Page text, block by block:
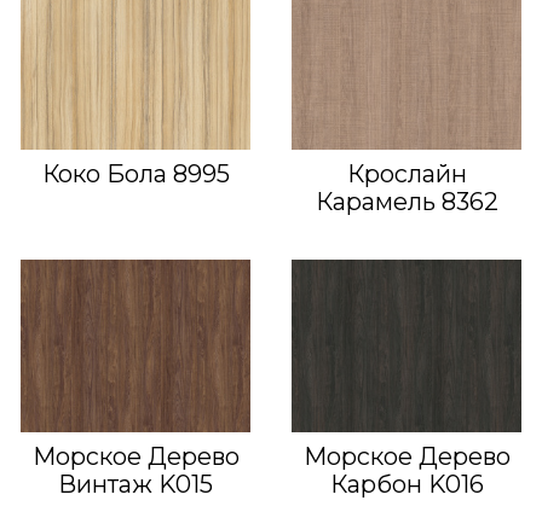
Коко Бола 8995
Крослайн
Карамель 8362
Морское Дерево
Винтаж K015
Морское Дерево
Карбон K016